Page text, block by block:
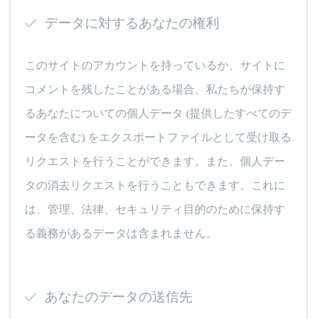
データに対するあなたの権利
このサイトのアカウントを持っているか、サイトに
コメントを残したことがある場合、私たちが保持す
るあなたについての個人データ (提供したすべてのデ
ータを含む) をエクスポートファイルとして受け取る
リクエストを行うことができます。また、個人デー
タの消去リクエストを行うこともできます。これに
は、管理、法律、セキュリティ目的のために保持す
る義務があるデータは含まれません。
あなたのデータの送信先